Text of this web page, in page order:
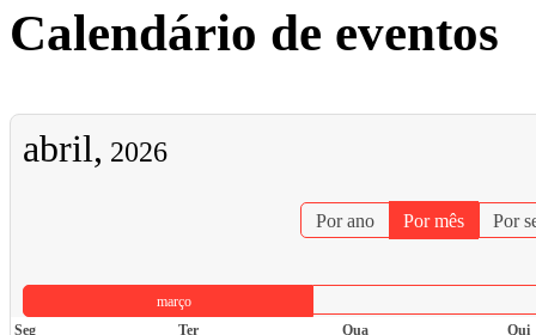
Calendário de eventos
abril, 2026
Por ano Por mês Por
março
Seg
Ter Qua
Qui